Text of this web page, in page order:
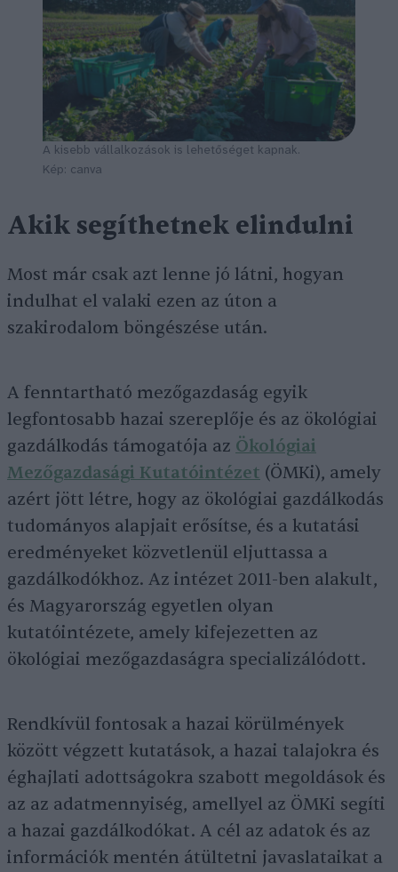
A kisebb vállalkozások is lehetőséget kapnak.
Kép: canva
Akik segíthetnek elindulni
Most már csak azt lenne jó látni, hogyan
indulhat el valaki ezen az úton a
szakirodalom böngészése után.
A fenntartható mezőgazdaság egyik
legfontosabb hazai szereplője és az ökológiai
gazdálkodás támogatója az Ökológiai
Mezőgazdasági Kutatóintézet (ÖMKi), amely
azért jött létre, hogy az ökológiai gazdálkodás
tudományos alapjait erősítse, és a kutatási
eredményeket közvetlenül eljuttassa a
gazdálkodókhoz. Az intézet 2011-ben alakult,
és Magyarország egyetlen olyan
kutatóintézete, amely kifejezetten az
ökológiai mezőgazdaságra specializálódott.
Rendkívül fontosak a hazai körülmények
között végzett kutatások, a hazai talajokra és
éghajlati adottságokra szabott megoldások és
az az adatmennyiség, amellyel az ÖMKi segíti
a hazai gazdálkodókat. A cél az adatok és az
információk mentén átültetni javaslataikat a